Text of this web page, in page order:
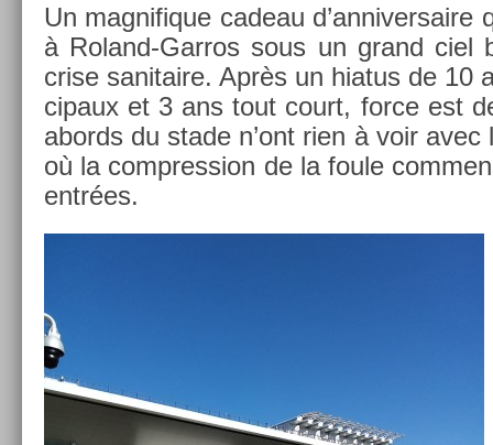
Un mag­nifique cadeau d’an­niver­saire
à Roland-Garros sous un grand ciel
crise sanitaire. Après un hiatus de 10
cipaux et 3 ans tout court, force est
ab­ords du stade n’ont rien à voir
où la com­press­ion de la foule
entrées.